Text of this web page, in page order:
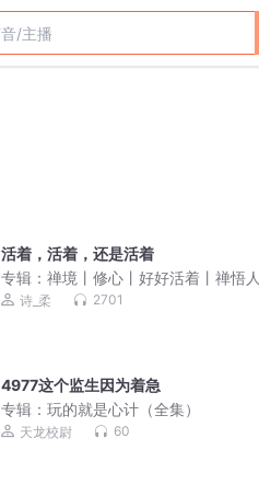
活着，活着，还是活着
专辑：禅境丨修心丨好好活着丨禅悟人
生 诗_柔 2701
4977这个监生因为着急
专辑：玩的就是心计（全集）
天龙校尉 60